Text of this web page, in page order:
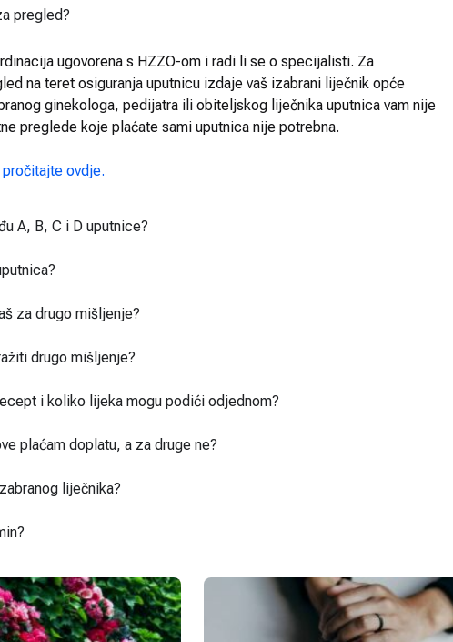
pregled?
ugovorena s HZZO-om i radi li se o specijalisti. Za
na teret osiguranja uputnicu izdaje vaš izabrani liječnik opće
ginekologa, pedijatra ili obiteljskog liječnika uputnica vam nije
preglede koje plaćate sami uputnica nije potrebna.
ovdje.
A, B, C i D uputnice?
za drugo mišljenje?
drugo mišljenje?
i koliko lijeka mogu podići odjednom?
plaćam doplatu, a za druge ne?
liječnika?